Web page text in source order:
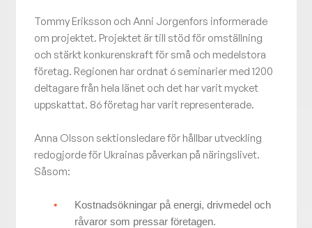
Tommy Eriksson och Anni Jorgenfors informerade
om projektet. Projektet är till stöd för omställning
och stärkt konkurenskraft för små och medelstora
företag. Regionen har ordnat 6 seminarier med 1200
deltagare från hela länet och det har varit mycket
uppskattat. 86 företag har varit representerade.
Anna Olsson sektionsledare för hållbar utveckling
redogjorde för Ukrainas påverkan på näringslivet.
Såsom:
Kostnadsökningar på energi, drivmedel och
råvaror som pressar företagen.